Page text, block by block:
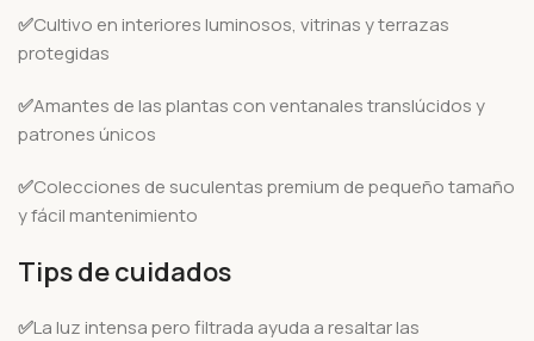
✅Cultivo en interiores luminosos, vitrinas y terrazas
protegidas
✅Amantes de las plantas con ventanales translúcidos y
patrones únicos
✅Colecciones de suculentas premium de pequeño tamaño
y fácil mantenimiento
Tips de cuidados
✅La luz intensa pero filtrada ayuda a resaltar las